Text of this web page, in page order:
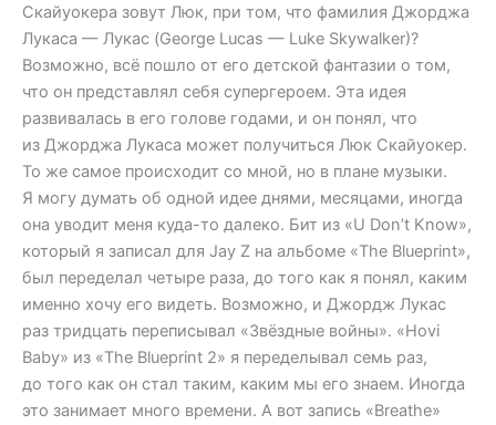
Скайуокера зовут Люк, при том, что фамилия Джорджа
Лукаса — Лукас (George Lucas — Luke Skywalker)?
Возможно, всё пошло от его детской фантазии о том,
что он представлял себя супергероем. Эта идея
развивалась в его голове годами, и он понял, что
из Джорджа Лукаса может получиться Люк Скайуокер.
То же самое происходит со мной, но в плане музыки.
Я могу думать об одной идее днями, месяцами, иногда
она уводит меня куда-то далеко. Бит из «U Don’t Know»,
который я записал для Jay Z на альбоме «The Blueprint»,
был переделал четыре раза, до того как я понял, каким
именно хочу его видеть. Возможно, и Джордж Лукас
раз тридцать переписывал «Звёздные войны». «Hovi
Baby» из «The Blueprint 2» я переделывал семь раз,
до того как он стал таким, каким мы его знаем. Иногда
это занимает много времени. А вот запись «Breathe»